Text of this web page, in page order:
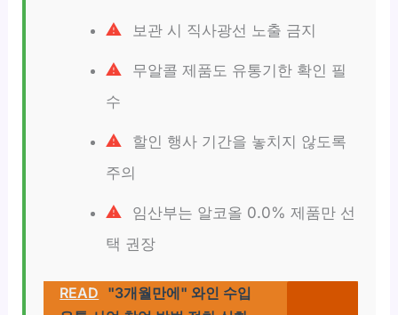
보관 시 직사광선 노출 금지
무알콜 제품도 유통기한 확인 필
수
할인 행사 기간을 놓치지 않도록
주의
임산부는 알코올 0.0% 제품만 선
택 권장
READ "3개월만에" 와인 수입